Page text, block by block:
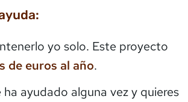
yo solo. Este proyecto
de euros al año.
ayudado alguna vez y quieres